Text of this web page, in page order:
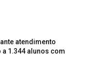
atendimento
1.344 alunos com